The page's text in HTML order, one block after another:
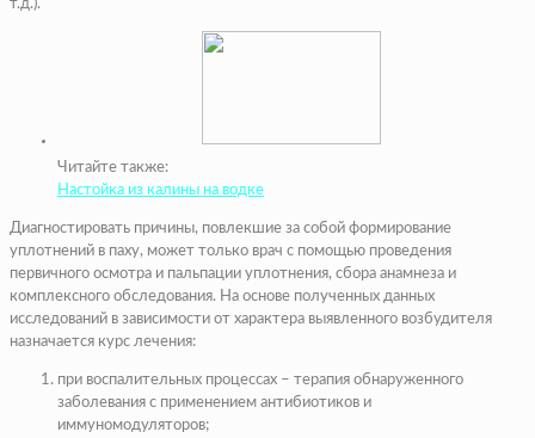
т.д.).
Читайте также:
Настойка из калины на водке
Диагностировать причины, повлекшие за собой формирование
уплотнений в паху, может только врач с помощью проведения
первичного осмотра и пальпации уплотнения, сбора анамнеза и
комплексного обследования. На основе полученных данных
исследований в зависимости от характера выявленного возбудителя
назначается курс лечения:
при воспалительных процессах – терапия обнаруженного
заболевания с применением антибиотиков и
иммуномодуляторов;